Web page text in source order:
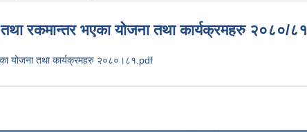
रकमान्तर भएका योजना तथा कार्यक्रमहरु २०८०/८१
योजना तथा कार्यक्रमहरु २०८०।८१.pdf